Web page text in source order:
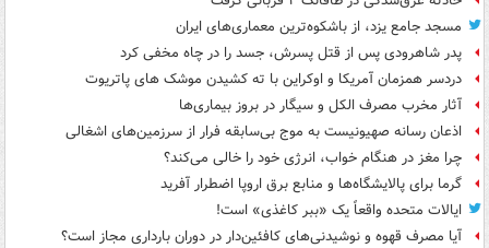
مسجد جامع یزد، از باشکوه‌ترین معماری‌های ایران
پدر شاهرودی پس از قتل پسرش، جسد را در چاه مخفی کرد
دردسر همزمان آمریکا و اوکراین با ته کشیدن موشک های پاتریوت
آثار مخرب مصرف الکل و سیگار در بروز بیماری‌ها
اذعان رسانه صهیونیست به موج بی‌سابقه فرار از سرزمین‌های اشغالی
چرا مغز در هنگام خواب، انرژی خود را خالی می‌کند؟
گرما برای پالایشگاه‌ها و منابع برق اروپا اضطرار آفرید
ایالات متحده واقعاً یک «ببر کاغذی» است!
آیا مصرف قهوه و نوشیدنی‌های کافئین‌دار در دوران بارداری مجاز است؟